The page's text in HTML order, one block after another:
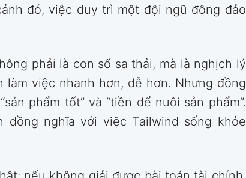
đó, việc duy trì một đội ngũ đông đảo
phải là con số sa thải, mà là nghịch lý
việc nhanh hơn, dễ hơn. Nhưng đồng
phẩm tốt” và “tiền để nuôi sản phẩm”.
đồng nghĩa với việc Tailwind sống khỏe